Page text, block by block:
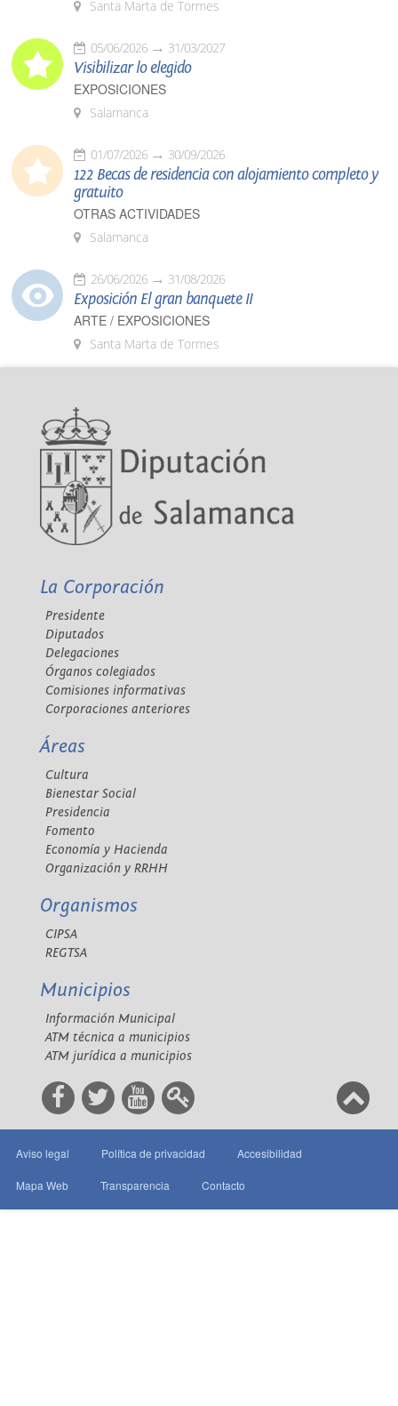
Santa Marta de Tormes
05/06/2026 31/03/2027
Visibilizar lo elegido
EXPOSICIONES
Salamanca
01/07/2026 30/09/2026
122 Becas de residencia con alojamiento completo y
gratuito
OTRAS ACTIVIDADES
Salamanca
26/06/2026 31/08/2026
Exposición El gran banquete II
ARTE / EXPOSICIONES
Santa Marta de Tormes
La Corporación
Presidente
Diputados
Delegaciones
Órganos colegiados
Comisiones informativas
Corporaciones anteriores
Áreas
Cultura
Bienestar Social
Presidencia
Fomento
Economía y Hacienda
Organización y RRHH
Organismos
CIPSA
REGTSA
Municipios
Información Municipal
ATM técnica a municipios
ATM jurídica a municipios
Aviso legal Política de privacidad Accesibilidad
Mapa Web Transparencia Contacto